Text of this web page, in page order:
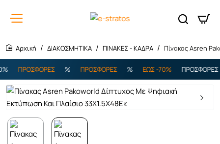
ΔΙΑΚΟΣΜΗΤΙΚΑ ΠΙΝΑΚΕΣ - ΚΑΔΡΑ Πίνακας Asren
ΠΡΟΣΦΟΡΕΣ ΠΡΟΣΦΟΡΕΣ ΕΩΣ -70% ΠΡΟΣΦΟΡΕΣ